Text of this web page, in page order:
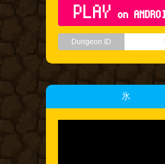
PLAY on
Dungeon ID
氷